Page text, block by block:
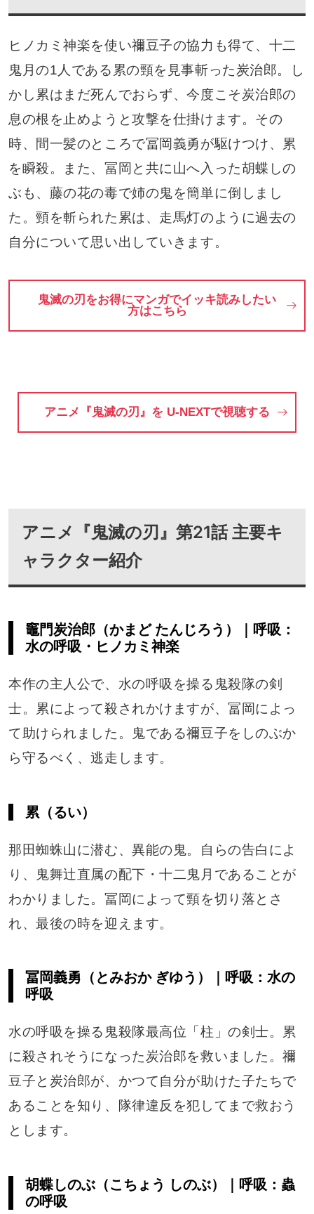
ヒノカミ神楽を使い禰豆子の協力も得て、十二
鬼月の1人である累の頸を見事斬った炭治郎。し
かし累はまだ死んでおらず、今度こそ炭治郎の
息の根を止めようと攻撃を仕掛けます。その
時、間一髪のところで冨岡義勇が駆けつけ、累
を瞬殺。また、冨岡と共に山へ入った胡蝶しの
ぶも、藤の花の毒で姉の鬼を簡単に倒しまし
た。頸を斬られた累は、走馬灯のように過去の
自分について思い出していきます。
鬼滅の刃をお得にマンガでイッキ読みしたい
方はこちら
アニメ『鬼滅の刃』を U-NEXTで視聴する
アニメ『鬼滅の刃』第21話 主要キ
ャラクター紹介
竈門炭治郎（かまど たんじろう）｜呼吸：
水の呼吸・ヒノカミ神楽
本作の主人公で、水の呼吸を操る鬼殺隊の剣
士。累によって殺されかけますが、冨岡によっ
て助けられました。鬼である禰豆子をしのぶか
ら守るべく、逃走します。
累（るい）
那田蜘蛛山に潜む、異能の鬼。自らの告白によ
り、鬼舞辻直属の配下・十二鬼月であることが
わかりました。冨岡によって頸を切り落とさ
れ、最後の時を迎えます。
冨岡義勇（とみおか ぎゆう）｜呼吸：水の
呼吸
水の呼吸を操る鬼殺隊最高位「柱」の剣士。累
に殺されそうになった炭治郎を救いました。禰
豆子と炭治郎が、かつて自分が助けた子たちで
あることを知り、隊律違反を犯してまで救おう
とします。
胡蝶しのぶ（こちょう しのぶ）｜呼吸：蟲
の呼吸